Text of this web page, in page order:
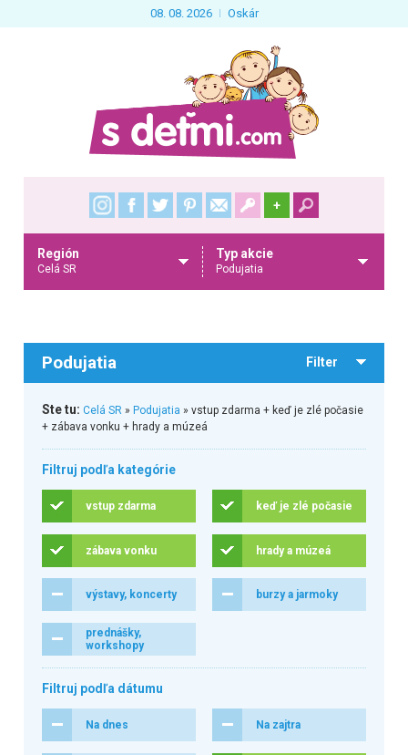
08. 08. 2026 Oskár
+
Región
Celá SR
Typ akcie
Podujatia
Podujatia Filter
Ste tu: Celá SR» Podujatia » vstup zdarma + keď je zlé počasie
+ zábava vonku + hrady a múzeá
Filtruj podľa kategórie
vstup zdarma keď je zlé počasie
zábava vonku hrady a múzeá
výstavy, koncerty burzy a jarmoky
prednášky,
workshopy
Filtruj podľa dátumu
Na dnes Na zajtra